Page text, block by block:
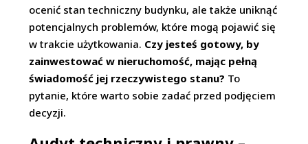
ocenić stan techniczny budynku, ale także uniknąć
potencjalnych problemów, które mogą pojawić się
w trakcie użytkowania. Czy jesteś gotowy, by
zainwestować w nieruchomość, mając pełną
świadomość jej rzeczywistego stanu? To
pytanie, które warto sobie zadać przed podjęciem
decyzji.